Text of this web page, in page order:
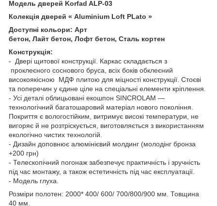
Модель дверей Korfad ALP-03
Колекція дверей « Aluminium Loft PLato »
Доступні кольори: Арт
бетон, Лайт бетон, Лофт бетон, Сталь кортен
Конструкція:
- Двері щитової конструкції. Каркас складається з
проклеєного соснового бруса, всіх боків обклеєний
високоякісною МДФ плитою для міцності конструкції. Стоєві
та поперечин у єдине ціле на спеціальні елементи кріплення.
- Усі деталі облицьовані екошпон SINCROLAM —
технологічний багатошаровий матеріал нового покоління.
Покриття є вологостійким, витримує високі температури, не
вигоряє й не розтріскується, виготовляється з використанням
екологічно чистих технологій.
- Дизайн доповнює алюмінієвий молдинг (молодінг бронза
+200 грн)
- Телескопічний погонаж забезпечує практичність і зручність
під час монтажу, а також естетичність під час експлуатації.
- Модель глуха.
Розміри полотен: 2000* 400/ 600/ 700/800/900 мм. Товщина
40 мм.